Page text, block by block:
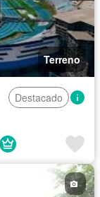
Terreno
Destacado